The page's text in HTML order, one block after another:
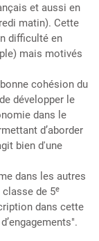
et aussi en
matin). Cette
difficulté en
mais motivés
cohésion du
développer le
dans le
d’aborder
bien d'une
dans les autres
de 5e
dans cette